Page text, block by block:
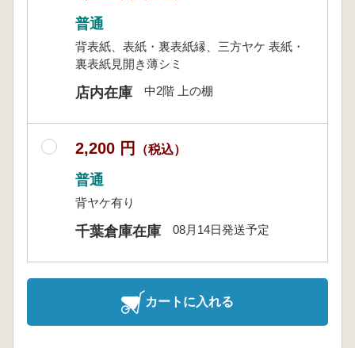
普通
背表紙、表紙・裏表紙縁、三方ヤケ 表紙・
裏表紙見開き薄シミ
店内在庫 中2階 上の棚
2,200 円 （税込）
普通
背ヤケ有り
千葉倉庫在庫 08月14日発送予定
カートに入れる